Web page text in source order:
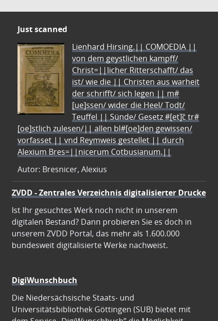
Just scanned
Lienhard Hirsing.|| COMOEDIA ||
von dem geystlichen kampff/
Christ=||licher Ritterschafft/ das
ist/ wie die || Christen aus warheit
der schrifft/ sich legen || m#
[ue]ssen/ wider die Heel/ Todt/
Teuffel || Sünde/ Gesetz #[et]c̃ tr#
[oe]stlich zulesen/|| allen bl#[oe]den gewissen/
vorfasset || vnd Reymweis gestellet || durch
Alexium Bres=||nicerum Cotbusianum.||
Autor: Bresnicer, Alexius
ZVDD - Zentrales Verzeichnis digitalisierter Drucke
Ist Ihr gesuchtes Werk noch nicht in unserem
digitalen Bestand? Dann probieren Sie es doch in
unserem ZVDD Portal, das mehr als 1.600.000
bundesweit digitalisierte Werke nachweist.
DigiWunschbuch
Die Niedersächsische Staats- und
Universitätsbibliothek Göttingen (SUB) bietet mit